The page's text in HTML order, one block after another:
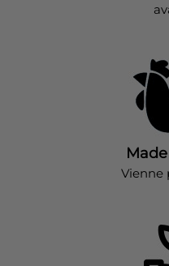
Vienne